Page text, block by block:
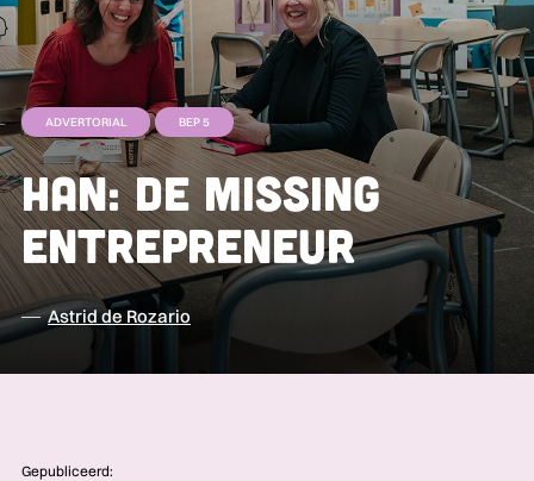
ADVERTORIAL BEP 5
HAN: De missing
entrepreneur
Astrid de Rozario
Gepubliceerd: